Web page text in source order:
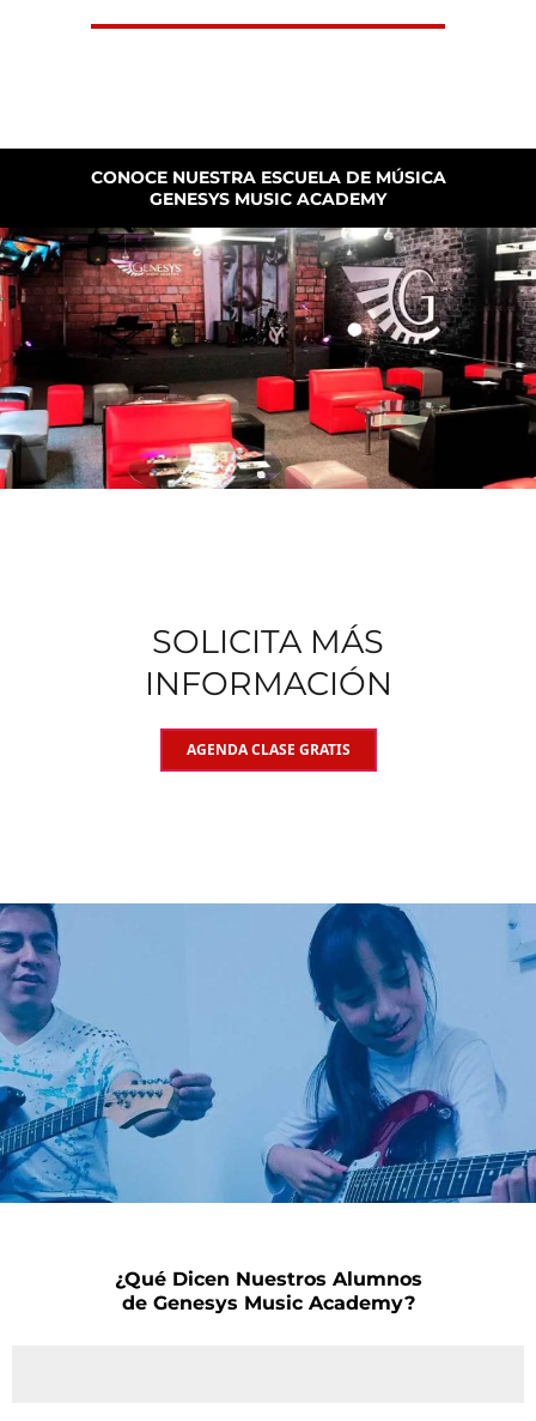
CONOCE NUESTRA ESCUELA DE MÚSICA
GENESYS MUSIC ACADEMY
SOLICITA MÁS
INFORMACIÓN
AGENDA CLASE GRATIS
¿Qué Dicen Nuestros Alumnos
de Genesys Music Academy?